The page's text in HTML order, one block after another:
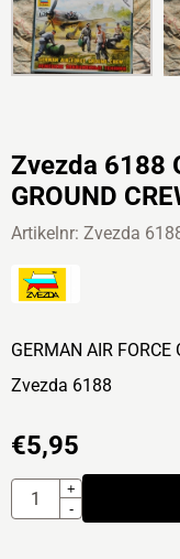
Zvezda 6188
GROUND
Artikelnr: Zvezda
GERMAN AIR FORCE
Zvezda 6188
€5,95
Aantal
+
-